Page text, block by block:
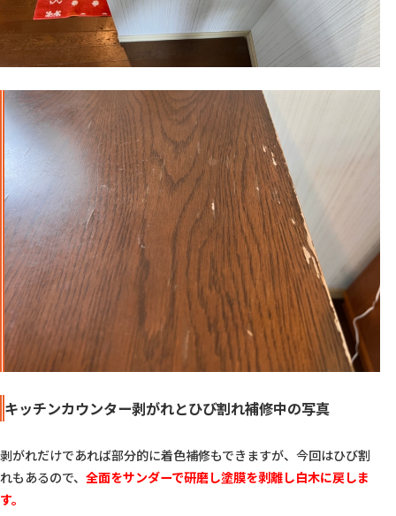
キッチンカウンター剥がれとひび割れ補修中の写真
剥がれだけであれば部分的に着色補修もできますが、今回はひび割
れもあるので、 全面をサンダーで研磨し塗膜を剥離し白木に戻しま
す。